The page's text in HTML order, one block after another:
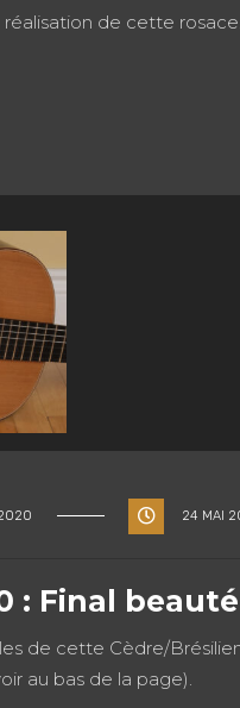
réalisation de cette
24 MAI
: Final beauté
de cette Cèdre/
au bas de la page).